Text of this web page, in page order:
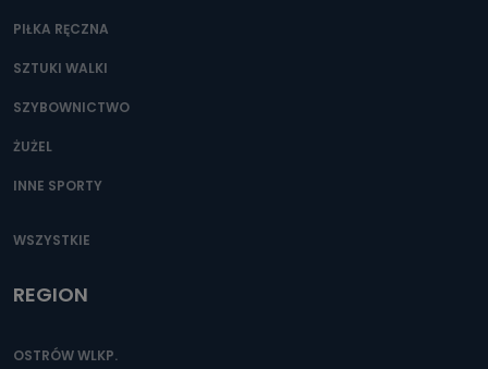
PIŁKA RĘCZNA
SZTUKI WALKI
SZYBOWNICTWO
ŻUŻEL
INNE SPORTY
WSZYSTKIE
REGION
OSTRÓW WLKP.